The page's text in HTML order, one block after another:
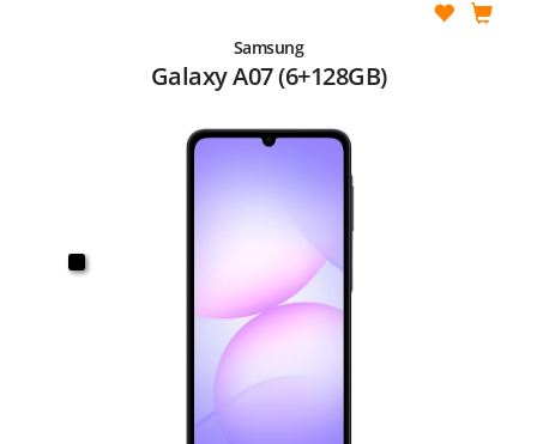
Samsung
Galaxy A07 (6+128GB)